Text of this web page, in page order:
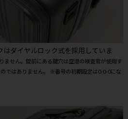
ダイヤルロック式を採用していま
ません。錠前にある鍵穴は空港の検査官が使用す
ではありません。 ※番号の初期設定は0-0-0にな